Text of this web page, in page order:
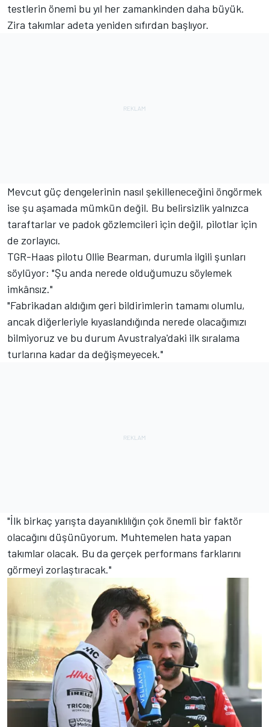
testlerin önemi bu yıl her zamankinden daha büyük.
Zira takımlar adeta yeniden sıfırdan başlıyor.
Mevcut güç dengelerinin nasıl şekilleneceğini öngörmek
ise şu aşamada mümkün değil. Bu belirsizlik yalnızca
taraftarlar ve padok gözlemcileri için değil, pilotlar için
de zorlayıcı.
TGR-Haas pilotu Ollie Bearman, durumla ilgili şunları
söylüyor: "Şu anda nerede olduğumuzu söylemek
imkânsız."
"Fabrikadan aldığım geri bildirimlerin tamamı olumlu,
ancak diğerleriyle kıyaslandığında nerede olacağımızı
bilmiyoruz ve bu durum Avustralya'daki ilk sıralama
turlarına kadar da değişmeyecek."
"İlk birkaç yarışta dayanıklılığın çok önemli bir faktör
olacağını düşünüyorum. Muhtemelen hata yapan
takımlar olacak. Bu da gerçek performans farklarını
görmeyi zorlaştıracak."